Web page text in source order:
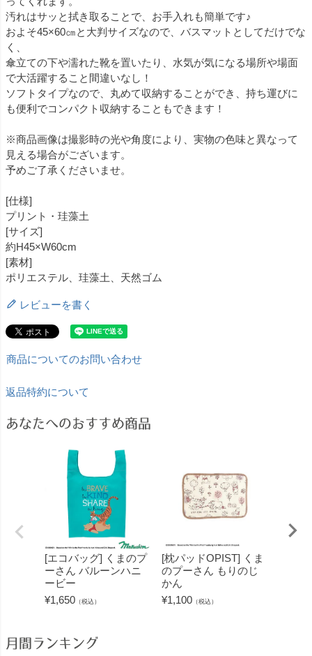
汚れはサッと拭き取ることで、お手入れも簡単です♪
およそ45×60㎝と大判サイズなので、バスマットとしてだけでな
く、
傘立ての下や濡れた靴を置いたり、水気が気になる場所や場面
で大活躍すること間違いなし！
ソフトタイプなので、丸めて収納することができ、持ち運びに
も便利でコンパクト収納することもできます！
※商品画像は撮影時の光や角度により、実物の色味と異なって
見える場合がございます。
予めご了承くださいませ。
[仕様]
プリント・珪藻土
[サイズ]
約H45×W60cm
[素材]
ポリエステル、珪藻土、天然ゴム
レビューを書く
商品についてのお問い合わせ
返品特約について
あなたへのおすすめ商品
[エコバッグ] くまのプ
ーさん バルーンハニ
ービー
¥1,650 （税込）
[枕パッドOPIST] くま
のプーさん もりのじ
かん
¥1,100 （税込）
月間ランキング